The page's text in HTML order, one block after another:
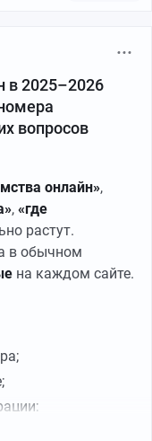
или SilentMeet
— TrustMatch
Москва»
в 2025–2026
вопросов
онлайн»,
, «где
растут.
в обычном
на каждом сайте.